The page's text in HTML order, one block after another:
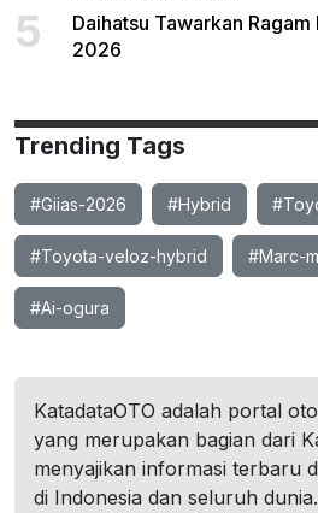
5
Daihatsu Tawarkan
2026
Trending Tags
#Giias-2026 #Hybrid
#Toyota-veloz-hybrid #Marc-
#Ai-ogura
KatadataOTO adalah portal
yang merupakan bagian dari
menyajikan informasi terbaru
di Indonesia dan seluruh